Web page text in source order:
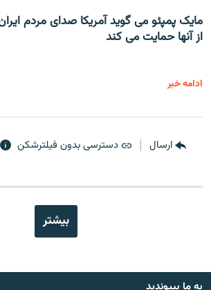
مایک پمپئو می گوید آمریکا صدای مردم
از آنها حمایت می کند
ادامه خبر
ارسال دسترسی بدون فیلترشکن
بیشتر